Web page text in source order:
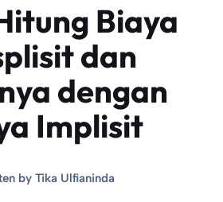
Biaya
dan
dengan
Implisit
by Tika Ulfianinda